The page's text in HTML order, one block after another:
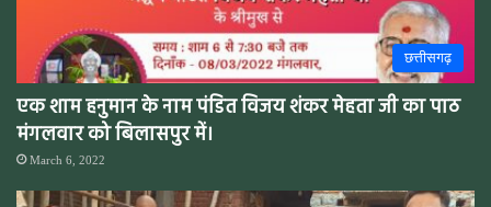
छत्तीसगढ़
एक शाम हनुमान के नाम पंडित विजय शंकर मेहता जी का पाठ
मंगलवार को बिलासपुर में।
March 6, 2022